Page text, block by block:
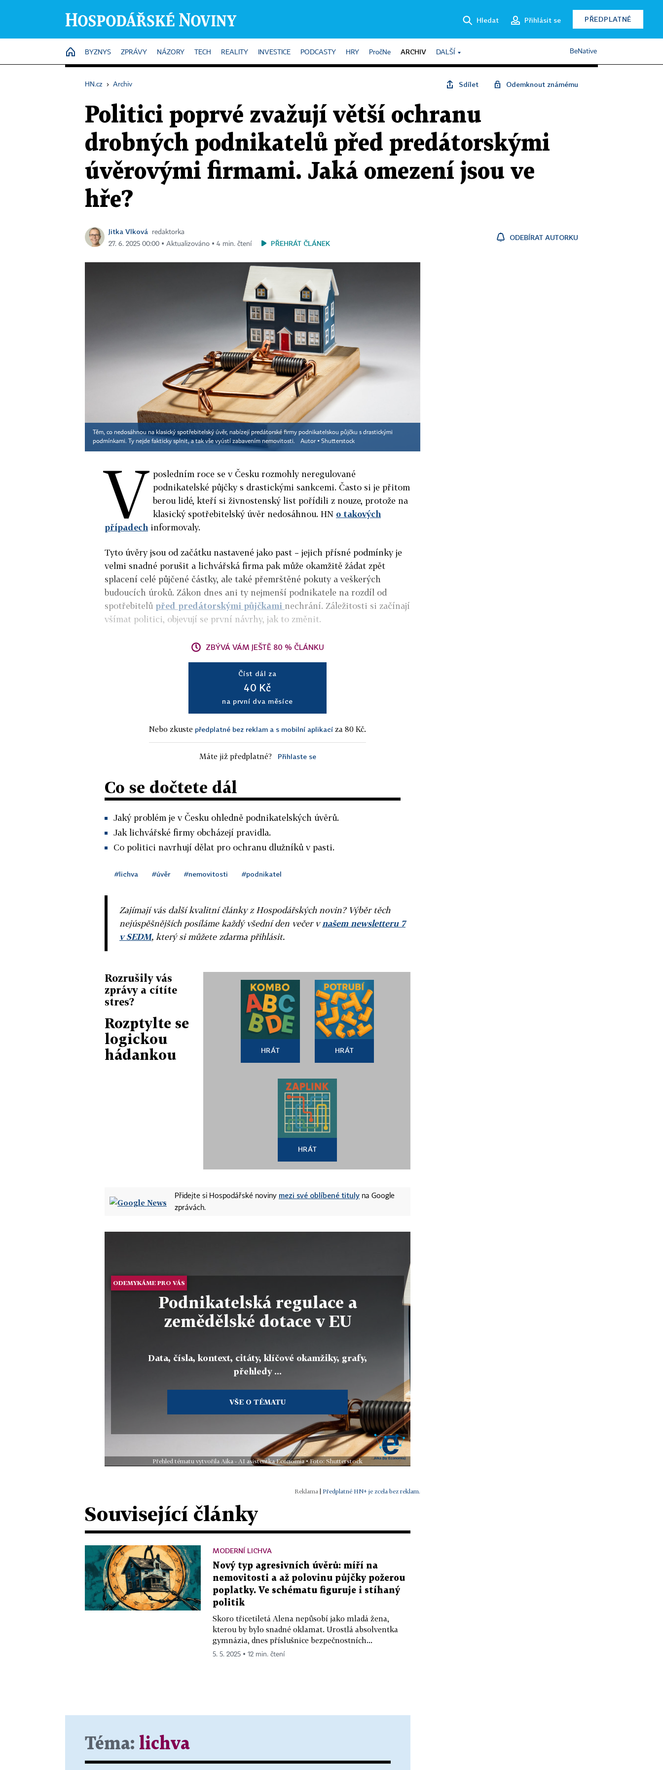
Hledat Přihlásit se PŘEDPLATNÉ
HOME
BYZNYS ZPRÁVY NÁZORY TECH REALITY INVESTICE PODCASTY HRY PročNe ARCHIV DALŠÍ BeNative
HN.cz › Archiv Sdílet Odemknout známému
Politici poprvé zvažují větší ochranu
drobných podnikatelů před predátorskými
úvěrovými firmami. Jaká omezení jsou ve
hře?
Jitka Vlková
redaktorka
27. 6. 2025 00:00 ▪ Aktualizováno ▪ 4 min. čtení
PŘEHRÁT ČLÁNEK
ODEBÍRAT AUTORKU
Těm, co nedosáhnou na klasický spotřebitelský úvěr, nabízejí predátorské firmy podnikatelskou půjčku s drastickými
podmínkami. Ty nejde fakticky splnit, a tak vše vyústí zabavením nemovitosti.
Autor ▪ Shutterstock
V posledním roce se v Česku rozmohly neregulované
podnikatelské půjčky s drastickými sankcemi. Často si je přitom
berou lidé, kteří si živnostenský list pořídili z nouze, protože na
klasický spotřebitelský úvěr nedosáhnou. HN o takových
případech informovaly.
Tyto úvěry jsou od začátku nastavené jako past – jejich přísné podmínky je
velmi snadné porušit a lichvářská firma pak může okamžitě žádat zpět
splacení celé půjčené částky, ale také přemrštěné pokuty a veškerých
budoucích úroků. Zákon dnes ani ty nejmenší podnikatele na rozdíl od
spotřebitelů před predátorskými půjčkami nechrání. Záležitosti si začínají
všímat politici, objevují se první návrhy, jak to změnit.
ZBÝVÁ VÁM JEŠTĚ 80 % ČLÁNKU
Číst dál za
40 Kč
na první dva měsíce
Nebo zkuste předplatné bez reklam a s mobilní aplikací za 80 Kč.
Máte již předplatné? Přihlaste se
Co se dočtete dál
Jaký problém je v Česku ohledně podnikatelských úvěrů.
Jak lichvářské firmy obcházejí pravidla.
Co politici navrhují dělat pro ochranu dlužníků v pasti.
#lichva #úvěr #nemovitosti #podnikatel
Zajímají vás další kvalitní články z Hospodářských novin? Výběr těch
nejúspěšnějších posíláme každý všední den večer vnašem newsletteru 7
v SEDM, který si můžete zdarma přihlásit.
Rozrušily vás
zprávy a cítíte
stres?
Rozptylte se
logickou
hádankou
HRÁT HRÁT
HRÁT
Přidejte si Hospodářské noviny mezi své oblíbené tituly na Google
zprávách.
ODEMYKÁME PRO VÁS
Podnikatelská regulace a
zemědělské dotace v EU
Data, čísla, kontext, citáty, klíčové okamžiky, grafy,
přehledy ...
VŠE O TÉMATU
Přehled tématu vytvořila Aika - AI asistentka Economia • Foto: Shutterstock
Předplatné HN+ je zcela bez reklam.
Související články
MODERNÍ LICHVA
Nový typ agresivních úvěrů: míří na
nemovitosti a až polovinu půjčky požerou
poplatky. Ve schématu figuruje i stíhaný
politik
Skoro třicetiletá Alena nepůsobí jako mladá žena,
kterou by bylo snadné oklamat. Urostlá absolventka
gymnázia, dnes příslušnice bezpečnostních...
5. 5. 2025 ▪ 12 min. čtení
Téma: lichva